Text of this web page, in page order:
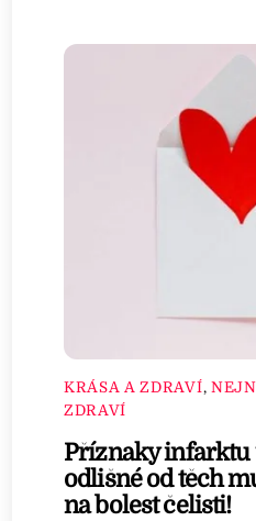
KRÁSA A ZDRAVÍ,
ZDRAVÍ
Příznaky infarktu
odlišné od těch
na bolest čelisti!